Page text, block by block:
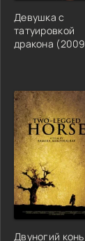
Девушка с
татуировкой
дракона (2009
Двуногий конь